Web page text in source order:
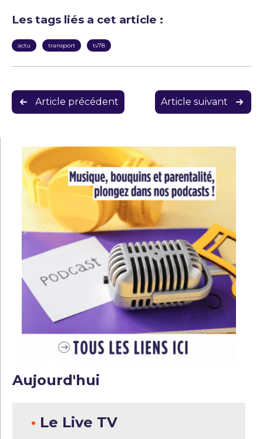
Les tags liés a cet article :
actu transport tv78
Navigation
de
Article précédent Article suivant
Aujourd'hui
• Le Live TV